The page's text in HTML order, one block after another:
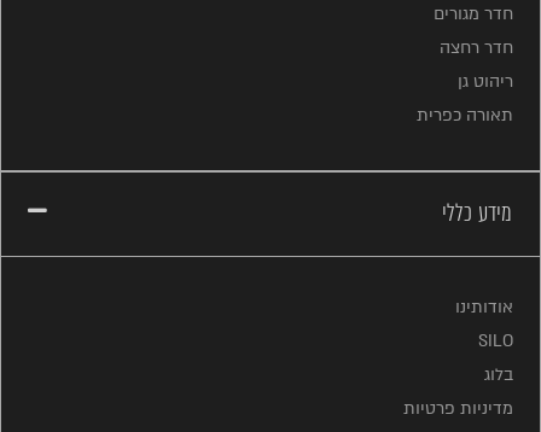
חדר מגורים
חדר רחצה
ריהוט גן
תאורה כפרית
מידע כללי
אודותינו
SILO
בלוג
מדיניות פרטיות